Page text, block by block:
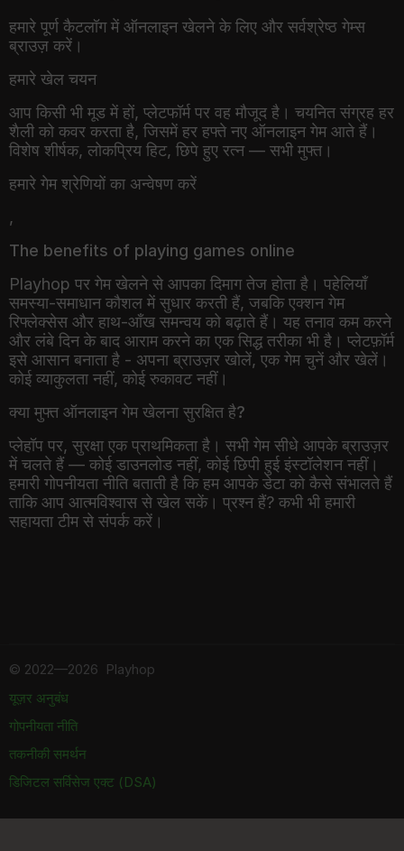
हमारे पूर्ण कैटलॉग में ऑनलाइन खेलने के लिए और सर्वश्रेष्ठ गेम्स
हमारे खेल चयन
आप किसी भी मूड में हों, प्लेटफॉर्म पर वह मौजूद है। चयनित संग्रह हर
शैली को कवर करता है, जिसमें हर हफ्ते नए ऑनलाइन गेम आते हैं।
विशेष शीर्षक, लोकप्रिय हिट, छिपे हुए रत्न — सभी मुफ्त।
हमारे गेम श्रेणियों का अन्वेषण करें
,
The benefits of playing games online
Playhop पर गेम खेलने से आपका दिमाग तेज होता है। पहेलियाँ
समस्या-समाधान कौशल में सुधार करती हैं, जबकि एक्शन गेम
रिफ्लेक्सेस और हाथ-आँख समन्वय को बढ़ाते हैं। यह तनाव कम करने
और लंबे दिन के बाद आराम करने का एक सिद्ध तरीका भी है। प्लेटफ़ॉर्म
इसे आसान बनाता है - अपना ब्राउज़र खोलें, एक गेम चुनें और खेलें।
कोई व्याकुलता नहीं, कोई रुकावट नहीं।
क्या मुफ्त ऑनलाइन गेम खेलना सुरक्षित है?
प्लेहॉप पर, सुरक्षा एक प्राथमिकता है। सभी गेम सीधे आपके ब्राउज़र
में चलते हैं — कोई डाउनलोड नहीं, कोई छिपी हुई इंस्टॉलेशन नहीं।
हमारी गोपनीयता नीति बताती है कि हम आपके डेटा को कैसे संभालते हैं
ताकि आप आत्मविश्वास से खेल सकें। प्रश्न हैं? कभी भी हमारी
सहायता टीम से संपर्क करें।
© 2022—2026 Playhop
यूज़र अनुबंध
गोपनीयता नीति
तकनीकी समर्थन
डिजिटल सर्विसेज एक्ट (DSA)